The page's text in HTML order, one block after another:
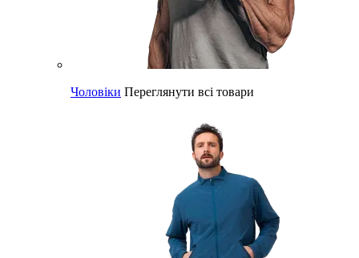
Чоловіки Переглянути всі товари